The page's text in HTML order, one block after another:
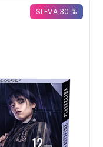
SLEVA 30 %